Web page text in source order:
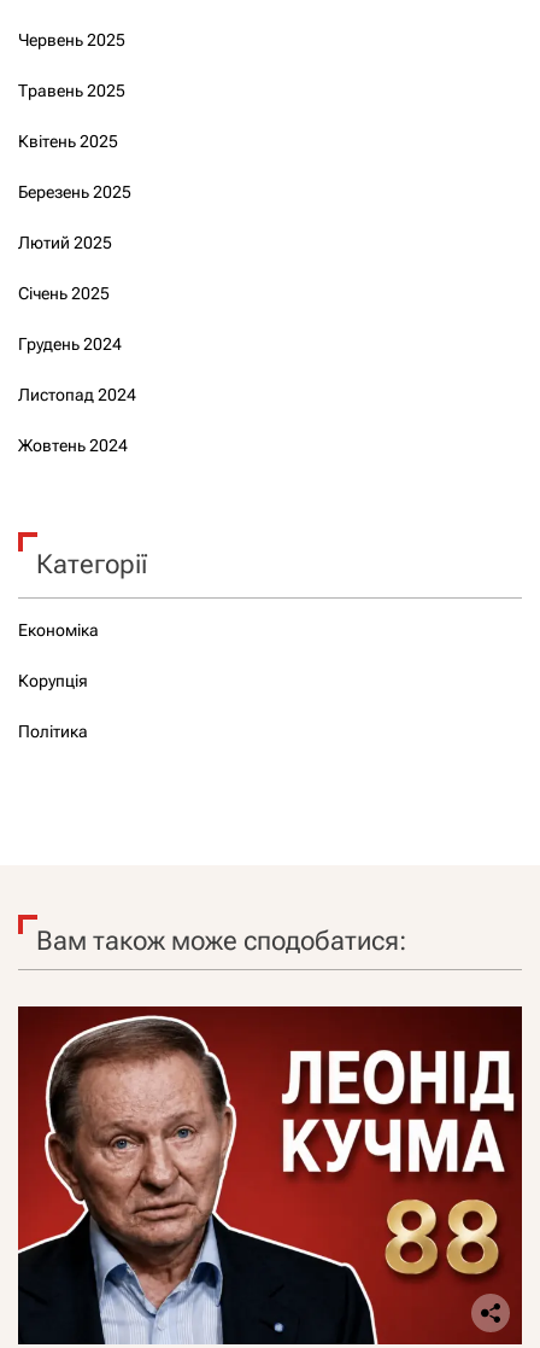
Червень 2025
Травень 2025
Квітень 2025
Березень 2025
Лютий 2025
Січень 2025
Грудень 2024
Листопад 2024
Жовтень 2024
Категорії
Економіка
Корупція
Політика
Вам також може сподобатися: